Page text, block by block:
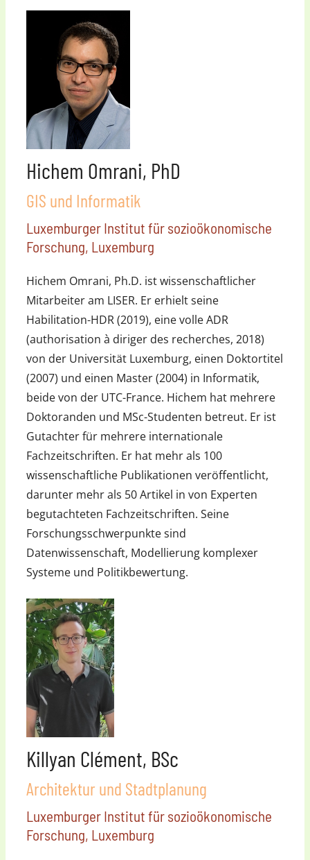
Hichem Omrani, PhD
GIS und Informatik
Luxemburger Institut für sozioökonomische
Forschung, Luxemburg
Hichem Omrani, Ph.D. ist wissenschaftlicher
Mitarbeiter am LISER. Er erhielt seine
Habilitation-HDR (2019), eine volle ADR
(authorisation à diriger des recherches, 2018)
von der Universität Luxemburg, einen Doktortitel
(2007) und einen Master (2004) in Informatik,
beide von der UTC-France. Hichem hat mehrere
Doktoranden und MSc-Studenten betreut. Er ist
Gutachter für mehrere internationale
Fachzeitschriften. Er hat mehr als 100
wissenschaftliche Publikationen veröffentlicht,
darunter mehr als 50 Artikel in von Experten
begutachteten Fachzeitschriften. Seine
Forschungsschwerpunkte sind
Datenwissenschaft, Modellierung komplexer
Systeme und Politikbewertung.
Killyan Clément, BSc
Architektur und Stadtplanung
Luxemburger Institut für sozioökonomische
Forschung, Luxemburg